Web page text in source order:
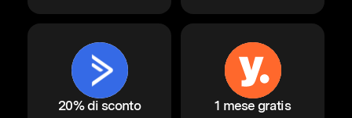
20% di sconto 1 mese gratis